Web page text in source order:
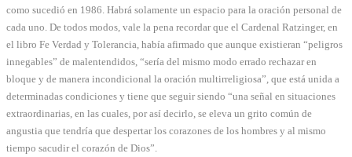
como sucedió en 1986. Habrá solamente un espacio para la oración personal de
cada uno. De todos modos, vale la pena recordar que el Cardenal Ratzinger, en
el libro Fe Verdad y Tolerancia, había afirmado que aunque existieran “peligros
innegables” de malentendidos, “sería del mismo modo errado rechazar en
bloque y de manera incondicional la oración multirreligiosa”, que está unida a
determinadas condiciones y tiene que seguir siendo “una señal en situaciones
extraordinarias, en las cuales, por así decirlo, se eleva un grito común de
angustia que tendría que despertar los corazones de los hombres y al mismo
tiempo sacudir el corazón de Dios”.